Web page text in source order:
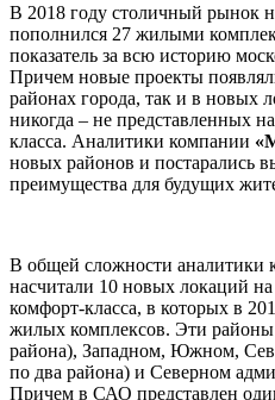
В 2018 году столичный рынок
пополнился 27 жилыми
показатель за всю историю
Причем новые проекты
районах города, так и в новых
никогда – не представленных
класса. Аналитики компании
новых районов и постарались
преимущества для будущих
В общей сложности аналитики
насчитали 10 новых локаций
комфорт-класса, в которых в
жилых комплексов. Эти
района), Западном, Южном,
по два района) и Северном
Причем в САО представлен